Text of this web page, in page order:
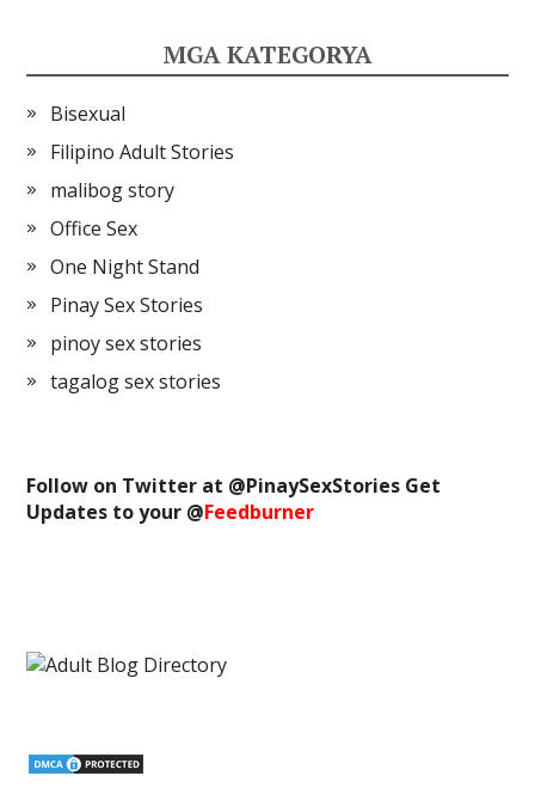
MGA KATEGORYA
Bisexual
Filipino Adult Stories
malibog story
Office Sex
One Night Stand
Pinay Sex Stories
pinoy sex stories
tagalog sex stories
Follow on Twitter at @PinaySexStories Get
Updates to your @Feedburner